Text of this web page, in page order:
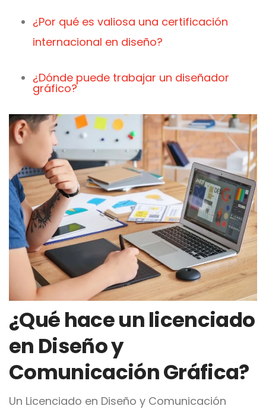
¿Por qué es valiosa una certificación
internacional en diseño?
¿Dónde puede trabajar un diseñador
gráfico?
¿Qué hace un licenciado
en Diseño y
Comunicación Gráfica?
Un Licenciado en Diseño y Comunicación